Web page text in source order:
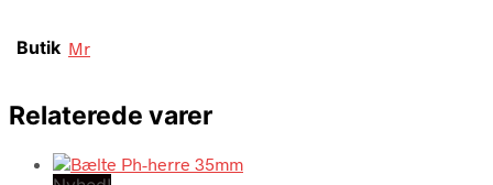
Butik Mr
Relaterede varer